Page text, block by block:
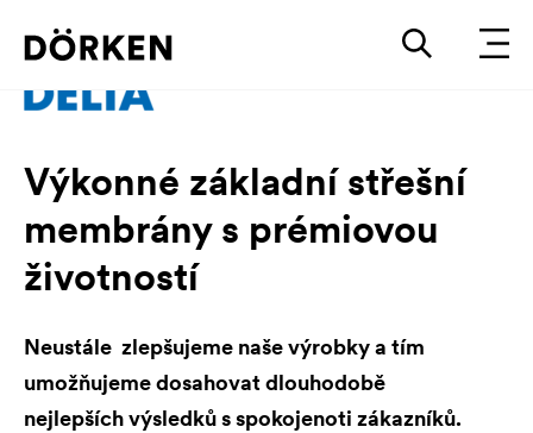
Výkonné základní střešní
membrány s prémiovou
životností
Neustále zlepšujeme naše výrobky a tím
umožňujeme dosahovat dlouhodobě
nejlepších výsledků s spokojenoti zákazníků.